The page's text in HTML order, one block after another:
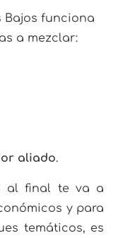
Bajos funciona
a mezclar:
aliado.
al final te va a
y para
temáticos, es